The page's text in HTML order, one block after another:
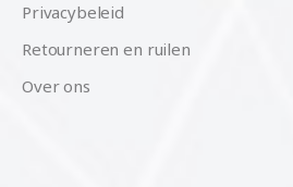
Privacybeleid
Retourneren en ruilen
Over ons